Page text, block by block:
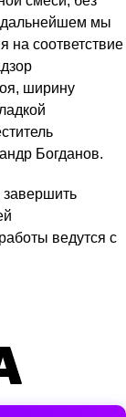
дальнейшем мы
на соответствие
ширину
Богданов.
завершить
ведутся с